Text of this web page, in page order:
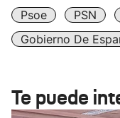
Psoe PSN
Gobierno De
Te puede